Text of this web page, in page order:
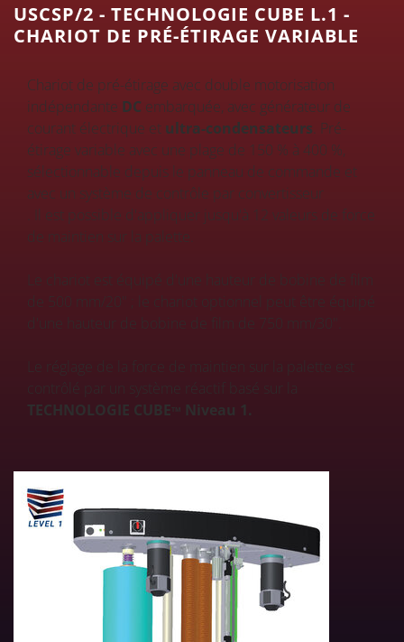
USCSP/2 - TECHNOLOGIE CUBE L.1 -
CHARIOT DE PRÉ-ÉTIRAGE VARIABLE
Chariot de pré-étirage avec double motorisation
indépendante DC embarquée, avec générateur de
courant électrique et ultra-condensateurs. Pré-
étirage variable avec une plage de 150 % à 400 %,
sélectionnable depuis le panneau de commande et
avec un système de contrôle par convertisseur
. Il est possible d'appliquer jusqu'à 12 valeurs de force
de maintien sur la palette.
Le chariot est équipé d'une hauteur de bobine de film
de 500 mm/20" ; le chariot optionnel peut être équipé
d'une hauteur de bobine de film de 750 mm/30".
TECHNOLOGIE CUBE TM Niveau 1.